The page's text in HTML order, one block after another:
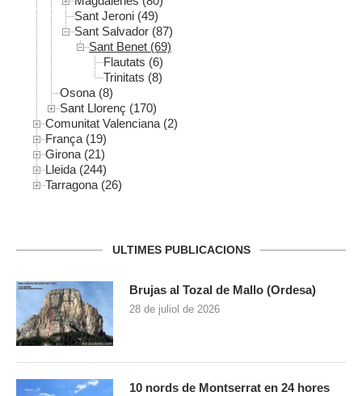
Sant Jeroni (49)
Sant Salvador (87)
Sant Benet (69)
Flautats (6)
Trinitats (8)
Osona (8)
Sant Llorenç (170)
Comunitat Valenciana (2)
França (19)
Girona (21)
Lleida (244)
Tarragona (26)
ULTIMES PUBLICACIONS
Brujas al Tozal de Mallo (Ordesa)
28 de juliol de 2026
10 nords de Montserrat en 24 hores